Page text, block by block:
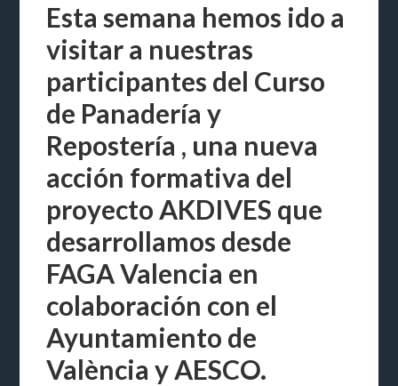
Esta semana hemos ido a
visitar a nuestras
participantes del Curso
de Panadería y
Repostería , una nueva
acción formativa del
proyecto AKDIVES que
desarrollamos desde
FAGA Valencia en
colaboración con el
Ayuntamiento de
València y AESCO.